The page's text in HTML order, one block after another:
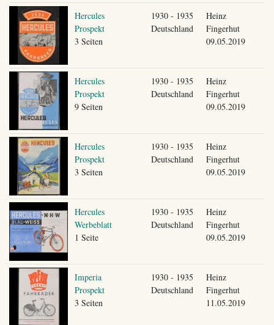
Hercules
Prospekt
3 Seiten
1930 - 1935
Deutschland
Heinz
Fingerhut
09.05.2019
Hercules
Prospekt
9 Seiten
1930 - 1935
Deutschland
Heinz
Fingerhut
09.05.2019
Hercules
Prospekt
3 Seiten
1930 - 1935
Deutschland
Heinz
Fingerhut
09.05.2019
Hercules
Werbeblatt
1 Seite
1930 - 1935
Deutschland
Heinz
Fingerhut
09.05.2019
Imperia
Prospekt
3 Seiten
1930 - 1935
Deutschland
Heinz
Fingerhut
11.05.2019